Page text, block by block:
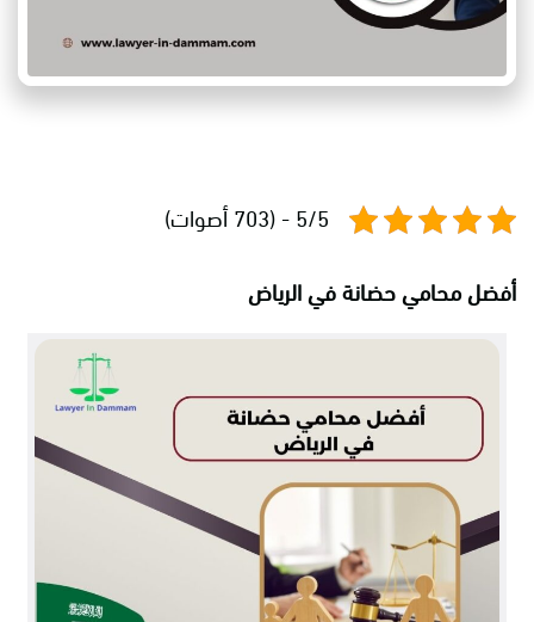
5/5 - (703 أصوات)
أفضل محامي حضانة في الرياض